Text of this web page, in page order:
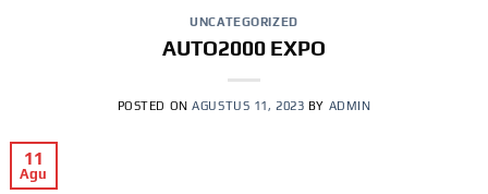
UNCATEGORIZED
AUTO2000 EXPO
POSTED ONAGUSTUS 11, 2023 BY ADMIN
11
Agu